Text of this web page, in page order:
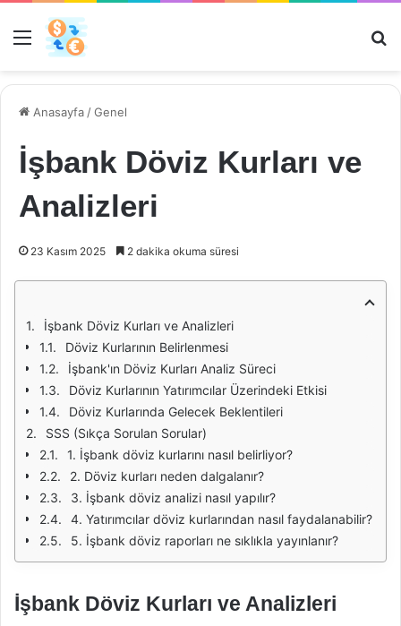
Menü
Anasayfa /Genel
İşbank Döviz Kurları ve
Analizleri
23 Kasım 2025 2 dakika okuma süresi
İşbank Döviz Kurları ve Analizleri
Döviz Kurlarının Belirlenmesi
İşbank'ın Döviz Kurları Analiz Süreci
Döviz Kurlarının Yatırımcılar Üzerindeki Etkisi
Döviz Kurlarında Gelecek Beklentileri
SSS (Sıkça Sorulan Sorular)
1. İşbank döviz kurlarını nasıl belirliyor?
2. Döviz kurları neden dalgalanır?
3. İşbank döviz analizi nasıl yapılır?
4. Yatırımcılar döviz kurlarından nasıl faydalanabilir?
5. İşbank döviz raporları ne sıklıkla yayınlanır?
İşbank Döviz Kurları ve Analizleri